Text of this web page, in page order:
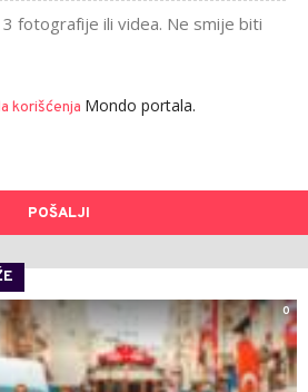
fotografije ili videa. Ne smije biti
korišćenja Mondo portala.
POŠALJI
0